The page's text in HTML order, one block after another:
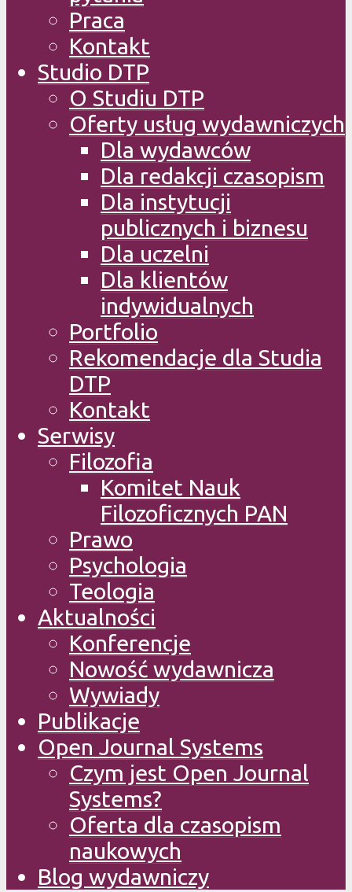
Praca
Kontakt
Studio DTP
O Studiu DTP
Oferty usług wydawniczych
Dla wydawców
Dla redakcji czasopism
Dla instytucji
publicznych i biznesu
Dla uczelni
Dla klientów
indywidualnych
Portfolio
Rekomendacje dla Studia
DTP
Kontakt
Serwisy
Filozofia
Komitet Nauk
Filozoficznych PAN
Prawo
Psychologia
Teologia
Aktualności
Konferencje
Nowość wydawnicza
Wywiady
Publikacje
Open Journal Systems
Czym jest Open Journal
Systems?
Oferta dla czasopism
naukowych
Blog wydawniczy